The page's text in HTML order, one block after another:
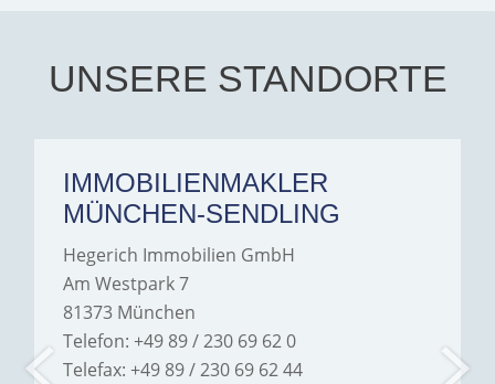
Hegerich Immobilien to
anyone looking for a home.
UNSERE STANDORTE
IMMOBILIENMAKLER
MÜNCHEN-SENDLING
Hegerich Immobilien GmbH
Am Westpark 7
81373 München
Telefon: +49 89 / 230 69 62 0
Telefax: +49 89 / 230 69 62 44